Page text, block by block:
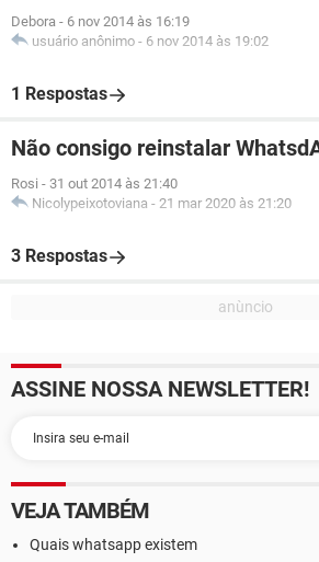
Debora - 6 nov 2014 às 16:19
usuário anônimo - 6 nov 2014 às 19:02
1 Respostas
Não consigo reinstalar
Rosi - 31 out 2014 às 21:40
Nicolypeixotoviana - 21 mar 2020 às 21:20
3 Respostas
ASSINE NOSSA NEWSLETTER!
VEJA TAMBÉM
Quais whatsapp existem